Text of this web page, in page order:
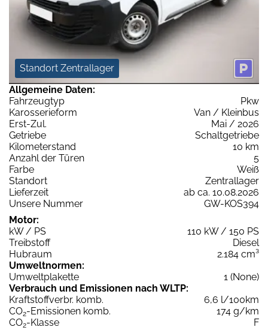
Standort Zentrallager
Allgemeine Daten:
Fahrzeugtyp
Pkw
Karosserieform
Van / Kleinbus
Erst-Zul.
Mai / 2026
Getriebe
Schaltgetriebe
Kilometerstand
10 km
Anzahl der Türen
5
Farbe
Weiß
Standort
Zentrallager
Lieferzeit
ab ca. 10.08.2026
Unsere Nummer
GW-KOS394
Motor:
kW / PS
110 kW / 150 PS
Treibstoff
Diesel
Hubraum
2.184 cm³
Umweltnormen:
Umweltplakette
1 (None)
Verbrauch und Emissionen nach WLTP:
Kraftstoffverbr. komb.
6,6 l/100km
CO2-Emissionen komb.
174 g/km
CO2-Klasse F